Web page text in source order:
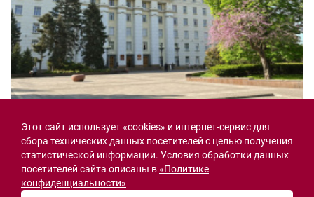
в Ростовской области смогут получить
земельный участок
Новости рубрики
Этот сайт использует «cookies» и интернет-сервис для
сбора технических данных посетителей с целью получения
статистической информации. Условия обработки данных
посетителей сайта описаны в«Политике
конфиденциальности»